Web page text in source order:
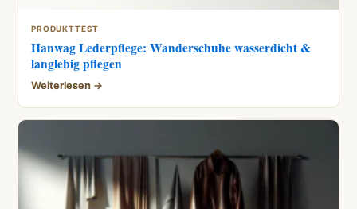
PRODUKTTEST
Hanwag Lederpflege: Wanderschuhe wasserdicht &
langlebig pflegen
Weiterlesen →